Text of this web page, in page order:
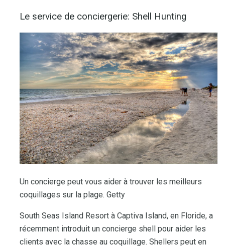
Le service de conciergerie: Shell Hunting
Un concierge peut vous aider à trouver les meilleurs
coquillages sur la plage. Getty
South Seas Island Resort à Captiva Island, en Floride, a
récemment introduit un concierge shell pour aider les
clients avec la chasse au coquillage. Shellers peut en